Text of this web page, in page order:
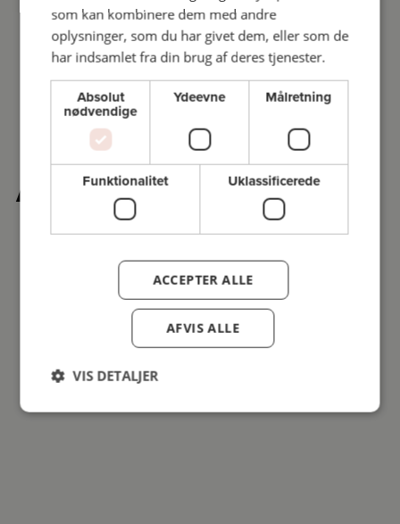
Andre købte også
som kan kombinere dem med andre
oplysninger, som du har givet dem, eller som de
har indsamlet fra din brug af deres tjenester.
Absolut
nødvendige
Ydeevne Målretning
Funktionalitet Uklassificerede
ACCEPTER ALLE
AFVIS ALLE
VIS DETALJER